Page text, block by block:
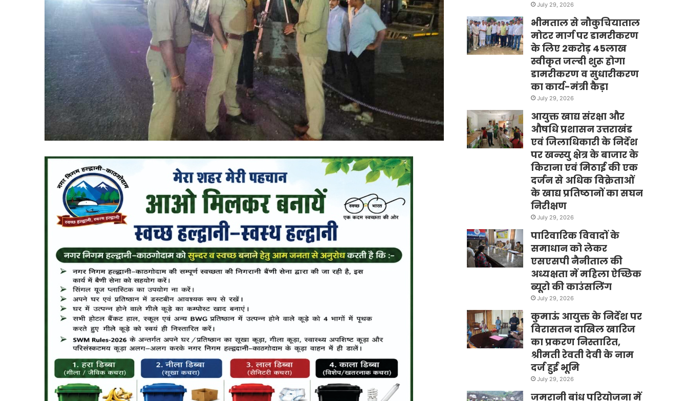
July 29, 2026
भीमताल से नौकुचियाताल
मोटर मार्ग पर डामरीकरण
के लिए 2करोड़ 45लाख
स्वीकृत जल्दी शुरू होगा
डामरीकरण व सुधारीकरण
का कार्य-मंत्री कैड़ा
July 29, 2026
आयुक्त खाद्य संरक्षा और
औषधि प्रशासन उत्तराखंड
एवं जिलाधिकारी के निर्देश
पर खन्स्यु क्षेत्र के बाजार के
किराना एवं मिठाई की एक
दर्जन से अधिक विक्रेताओं
के खाद्य प्रतिष्ठानों का सघन
निरीक्षण
July 29, 2026
पारिवारिक विवादों के
समाधान को लेकर
एसएसपी नैनीताल की
अध्यक्षता में महिला ऐच्छिक
ब्यूरो की काउंसलिंग
July 29, 2026
कुमाऊं आयुक्त के निर्देश पर
विरासतन दाखिल खारिज
का प्रकरण निस्तारित,
श्रीमती रेवती देवी के नाम
दर्ज हुई भूमि
July 29, 2026
जमरानी बांध परियोजना में